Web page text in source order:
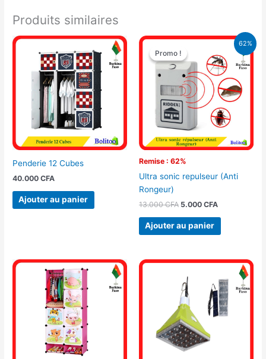
Produits similaires
Penderie 12 Cubes
40.000CFA
Ajouter au panier
62%
Promo !
Remise : 62%
Promo !
Ultra sonic repulseur (Anti
Rongeur)
13.000CFA
Le
prix
initial
était :
13.000 CFA.
5.000 CFA
Le
actuel
est :
5.000 CFA.
Ajouter au panier